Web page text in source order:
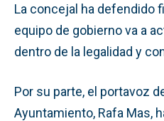
La concejal ha defendido
equipo de gobierno va a
dentro de la legalidad y
Por su parte, el portavoz
Ayuntamiento, Rafa Mas,